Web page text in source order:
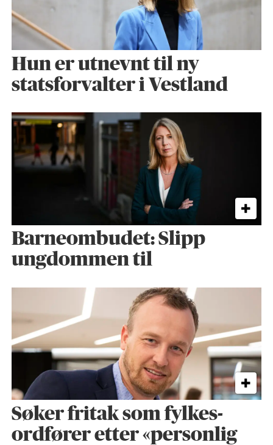
Hun er utnevnt til ny
statsforvalter i Vestland
Barneombudet: Slipp
ungdommen til
Søker fritak som fylkes­
ordfører etter «personlig